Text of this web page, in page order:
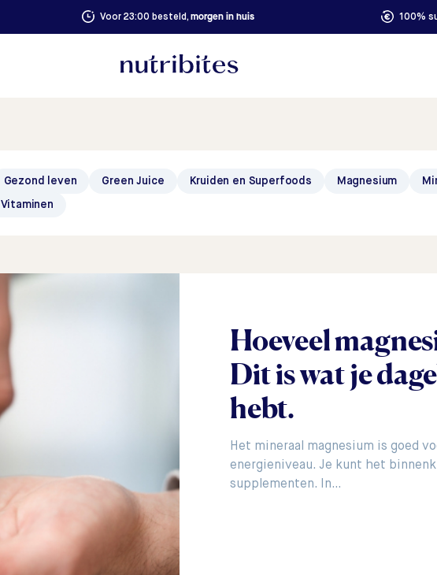
Voor 23:00 besteld, morgen in huis 100%
Gezond leven Green Juice Kruiden en Superfoods Magnesium
Vitaminen
Hoeveel
Dit is wat je
hebt.
Het mineraal magnesium is goed
energieniveau. Je kunt het
supplementen. In…